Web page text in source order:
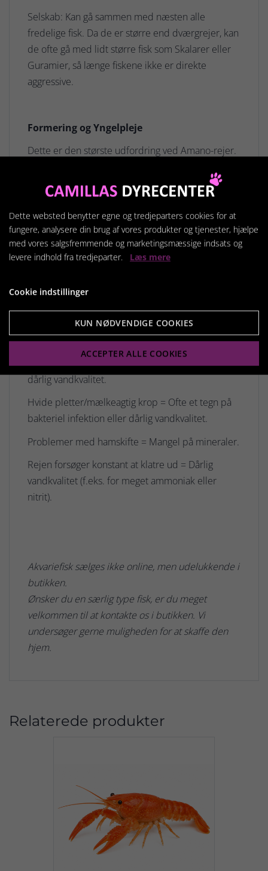
Selskab: Kan gå sammen med næsten alle
fredelige fisk. Da de er større end dværgrejer, kan
de ofte gå med lidt større fisk som Skalarer eller
Guramier, så længe fiskene ikke er direkte
aggressive.
Formering og Yngelpleje
Dette er den største udfordring ved Amano-rejer.
Formering: Hunnen bærer ofte masser af små æg,
men larverne kræver brakvand/saltvand for at
Opdræt: Det er ekstremt kompliceret at opdrætte
dem i fangeskab, da larverne skal flyttes gennem
forskellige saltholdigheder. Derfor er de fleste
opdrættet professionelt.
Typiske sygdomstegn
De er meget robuste, men reagerer hurtigt på
dårlig vandkvalitet.
Hvide pletter/mælkeagtig krop = Ofte et tegn på
bakteriel infektion eller dårlig vandkvalitet.
Problemer med hamskifte = Mangel på mineraler.
Rejen forsøger konstant at klatre ud = Dårlig
vandkvalitet (f.eks. for meget ammoniak eller
nitrit).
Akvariefisk sælges ikke online, men udelukkende i
butikken.
Ønsker du en særlig type fisk, er du meget
velkommen til at kontakte os i butikken. Vi
undersøger gerne muligheden for at skaffe den
hjem.
Relaterede produkter
Dette websted benytter egne og tredjeparters cookies for at
fungere, analysere din brug af vores produkter og tjenester, hjælpe
med vores salgsfremmende og marketingsmæssige indsats og
levere indhold fra tredjeparter. Læs mere
Cookie indstillinger
KUN NØDVENDIGE COOKIES
ACCEPTER ALLE COOKIES